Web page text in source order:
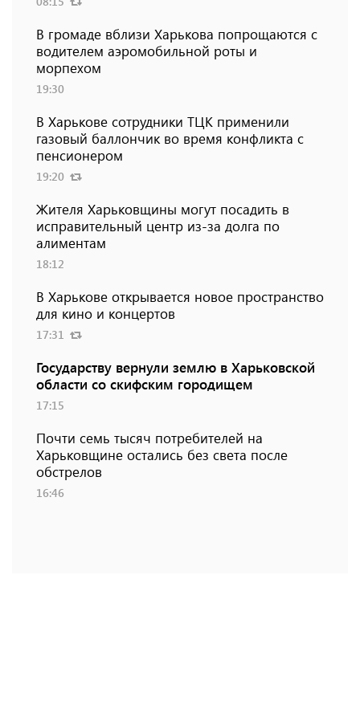
В громаде вблизи Харькова попрощаются с
водителем аэромобильной роты и
морпехом
19:30
В Харькове сотрудники ТЦК применили
газовый баллончик во время конфликта с
пенсионером
19:20
Жителя Харьковщины могут посадить в
исправительный центр из-за долга по
алиментам
18:12
В Харькове открывается новое пространство
для кино и концертов
17:31
Государству вернули землю в Харьковской
области со скифским городищем
17:15
Почти семь тысяч потребителей на
Харьковщине остались без света после
обстрелов
16:46